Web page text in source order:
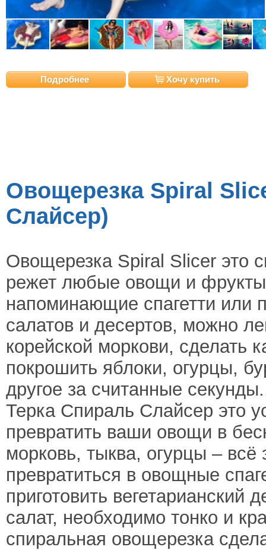
Подробнее Хочу купить
Овощерезка Spiral
Слайсер)
Овощерезка Spiral Slicer это
режет любые овощи и
напоминающие спагетти или
салатов и десертов, можно
корейской моркови, сделать
покрошить яблоки, огурцы,
другое за считанные
Терка Спираль Слайсер это
превратить ваши овощи в
морковь, тыква, огурцы – всё
превратиться в овощные
приготовить
салат, необходимо тонко и
спиральная овощерезка